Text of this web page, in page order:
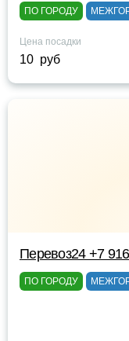
ПО ГОРОДУ
Цена посадки
10 руб
Перевоз24 +7
ПО ГОРОДУ